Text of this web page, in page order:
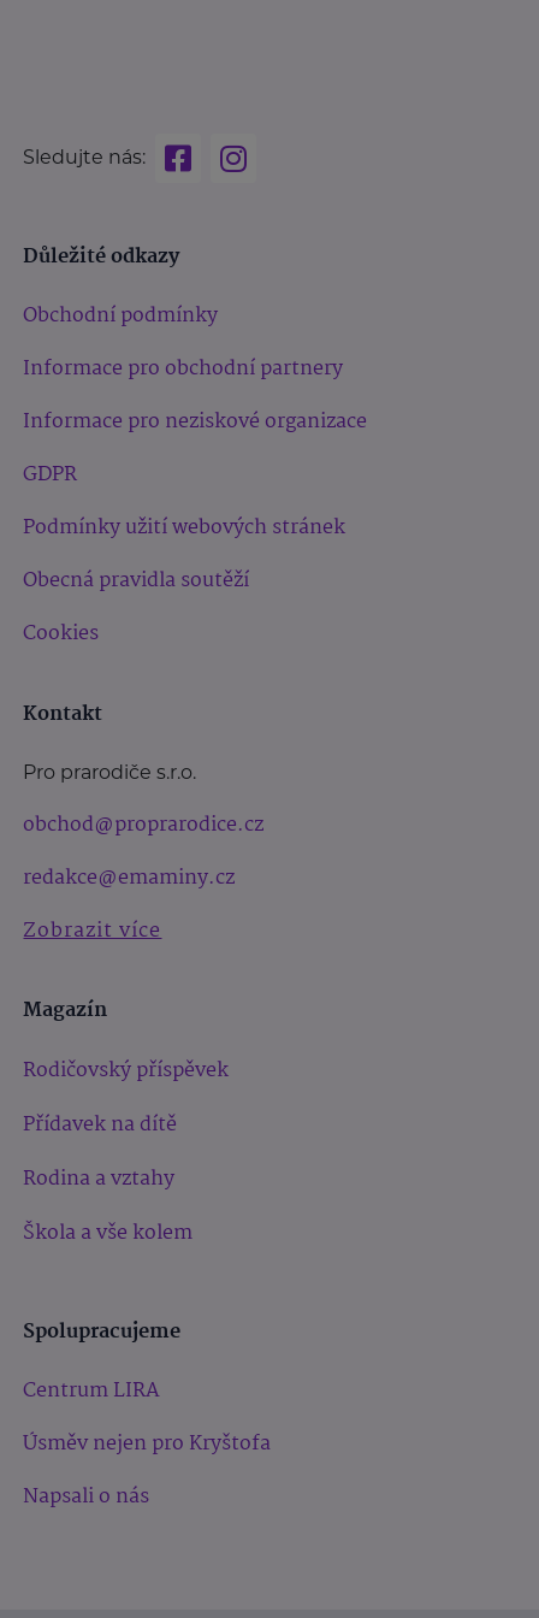
Sledujte nás:
Důležité odkazy
Obchodní podmínky
Informace pro obchodní partnery
Informace pro neziskové organizace
GDPR
Podmínky užití webových stránek
Obecná pravidla soutěží
Cookies
Kontakt
Pro prarodiče s.r.o.
obchod@proprarodice.cz
redakce@emaminy.cz
Zobrazit více
Magazín
Rodičovský příspěvek
Přídavek na dítě
Rodina a vztahy
Škola a vše kolem
Spolupracujeme
Centrum LIRA
Úsměv nejen pro Kryštofa
Napsali o nás